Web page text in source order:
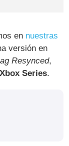
en nuestras
versión en
Resynced,
Series.